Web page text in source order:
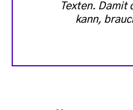
Texten. Damit
kann,